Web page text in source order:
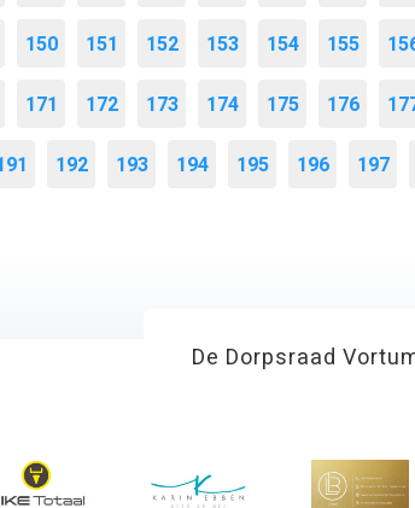
150 151 152 153 154 155
171 172 173 174 175 176
192 193 194 195 196 197
De Dorpsraad